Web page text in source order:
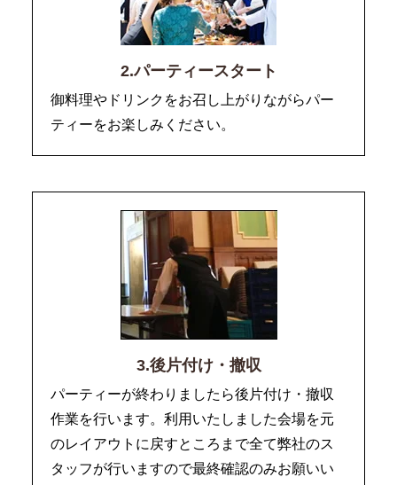
2.パーティースタート
御料理やドリンクをお召し上がりながらパー
ティーをお楽しみください。
3.後片付け・撤収
パーティーが終わりましたら後片付け・撤収
作業を行います。利用いたしました会場を元
のレイアウトに戻すところまで全て弊社のス
タッフが行いますので最終確認のみお願いい